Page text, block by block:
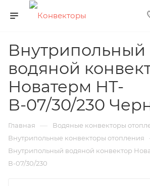
Внутрипольный
водяной
Новатерм НТ-
В-07/30/230
Главная — Водяные конвекторы
Внутрипольные конвекторы отопления
Внутрипольный водяной конвектор
В-07/30/230